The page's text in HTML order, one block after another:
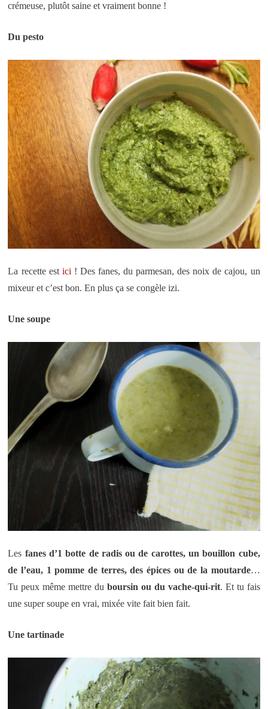
crémeuse, plutôt saine et vraiment bonne !
Du pesto
La recette est ici ! Des fanes, du parmesan, des noix de cajou, un
mixeur et c’est bon. En plus ça se congèle izi.
Une soupe
Les fanes d’1 botte de radis ou de carottes, un bouillon cube,
de l’eau, 1 pomme de terres, des épices ou de la moutarde…
Tu peux même mettre duboursin ou du vache-qui-rit. Et tu fais
une super soupe en vrai, mixée vite fait bien fait.
Une tartinade